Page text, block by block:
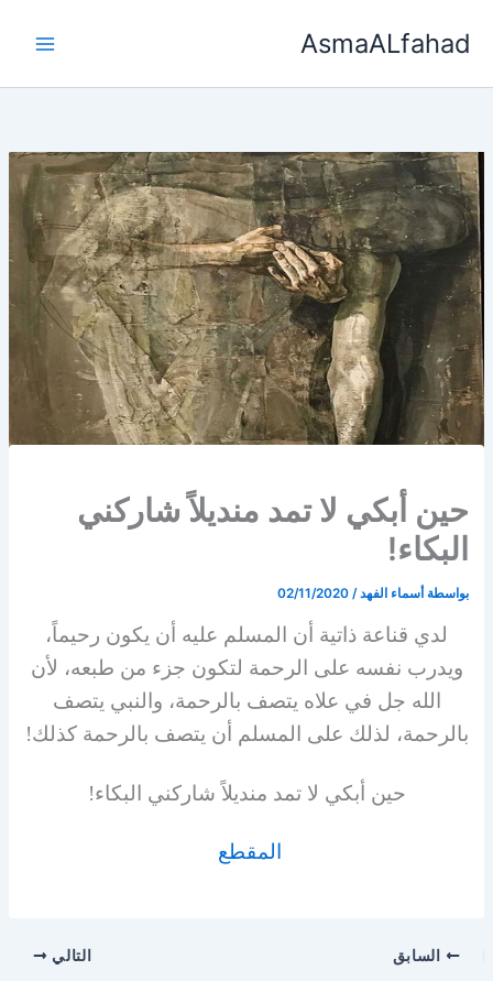
AsmaALfahad
حين أبكي لا تمد منديلاً شاركني
البكاء!
بواسطة أسماء الفهد/
02/11/2020
لدي قناعة ذاتية أن المسلم عليه أن يكون رحيماً،
ويدرب نفسه على الرحمة لتكون جزء من طبعه، لأن
الله جل في علاه يتصف بالرحمة، والنبي يتصف
بالرحمة، لذلك على المسلم أن يتصف بالرحمة كذلك!
حين أبكي لا تمد منديلاً شاركني البكاء!
المقطع
السابق التالي